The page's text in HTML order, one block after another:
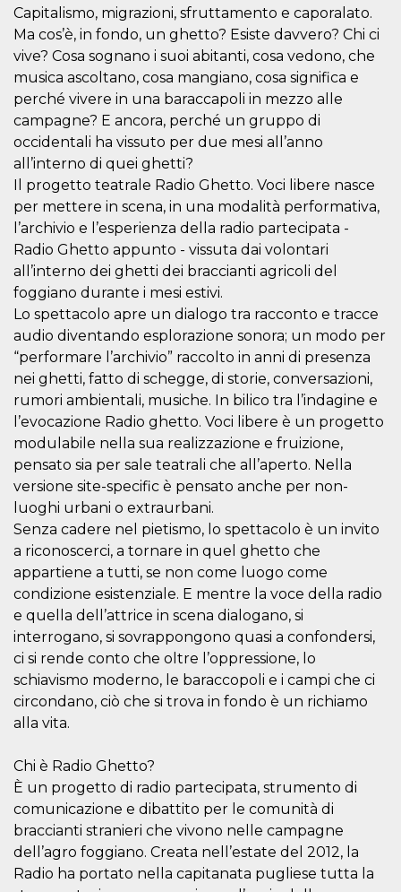
Capitalismo, migrazioni, sfruttamento e caporalato.
Ma cos’è, in fondo, un ghetto? Esiste davvero? Chi ci
vive? Cosa sognano i suoi abitanti, cosa vedono, che
musica ascoltano, cosa mangiano, cosa significa e
perché vivere in una baraccapoli in mezzo alle
campagne? E ancora, perché un gruppo di
occidentali ha vissuto per due mesi all’anno
all’interno di quei ghetti?
Il progetto teatrale Radio Ghetto. Voci libere nasce
per mettere in scena, in una modalità performativa,
l’archivio e l’esperienza della radio partecipata -
Radio Ghetto appunto - vissuta dai volontari
all’interno dei ghetti dei braccianti agricoli del
foggiano durante i mesi estivi.
Lo spettacolo apre un dialogo tra racconto e tracce
audio diventando esplorazione sonora; un modo per
“performare l’archivio” raccolto in anni di presenza
nei ghetti, fatto di schegge, di storie, conversazioni,
rumori ambientali, musiche. In bilico tra l’indagine e
l’evocazione Radio ghetto. Voci libere è un progetto
modulabile nella sua realizzazione e fruizione,
pensato sia per sale teatrali che all’aperto. Nella
versione site-specific è pensato anche per non-
luoghi urbani o extraurbani.
Senza cadere nel pietismo, lo spettacolo è un invito
a riconoscerci, a tornare in quel ghetto che
appartiene a tutti, se non come luogo come
condizione esistenziale. E mentre la voce della radio
e quella dell’attrice in scena dialogano, si
interrogano, si sovrappongono quasi a confondersi,
ci si rende conto che oltre l’oppressione, lo
schiavismo moderno, le baraccopoli e i campi che ci
circondano, ciò che si trova in fondo è un richiamo
alla vita.
Chi è Radio Ghetto?
È un progetto di radio partecipata, strumento di
comunicazione e dibattito per le comunità di
braccianti stranieri che vivono nelle campagne
dell’agro foggiano. Creata nell’estate del 2012, la
Radio ha portato nella capitanata pugliese tutta la
mantenere uno
stato di accesso
per un utente
tra le pagine.
m
Stripe
1 anno 1
Questo cookie
viene
generalmente
utilizzato per le
prestazioni e
l'ottimizzazione
facilitando la
memorizzazione
dei contenuti
sul browser per
rendere le
pagine più
veloci.
CookieScriptConsent
CookieScript
oooh.events
2 giorni
dal servizio
Cookie-
Script.com per
ricordare le
consenso sui
cookie dei
visitatori. È
necessario che il
banner dei
cookie di
Cookie-
Script.com
funzioni
correttamente.
Storage declaration
Storage
type
Descrizione
fbssls_314278995690155
Session
wpEmojiSettingsSupports
Session
storage
cn_uc__
storage
Nome
Provider /
Dominio
Scadenza
c_user
Meta
Platform Inc.
settimane
2 giorni
Cookie di
utente. Può